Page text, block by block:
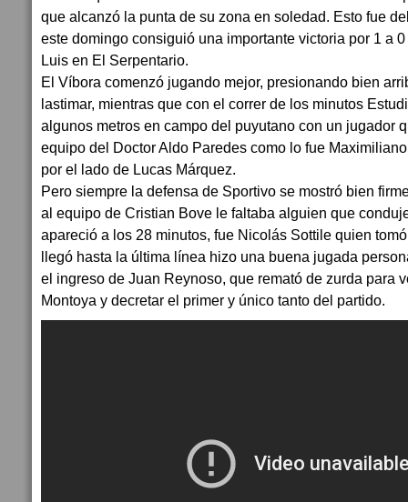
que alcanzó la punta de su zona en soledad. Esto fue
este domingo consiguió una importante victoria por 1 a
Luis en El Serpentario.
El Víbora comenzó jugando mejor, presionando bien
lastimar, mientras que con el correr de los minutos
algunos metros en campo del puyutano con un jugador
equipo del Doctor Aldo Paredes como lo fue
por el lado de Lucas Márquez.
Pero siempre la defensa de Sportivo se mostró bien
al equipo de Cristian Bove le faltaba alguien que
apareció a los 28 minutos, fue Nicolás Sottile quien
llegó hasta la última línea hizo una buena jugada
el ingreso de Juan Reynoso, que remató de zurda para
Montoya y decretar el primer y único tanto del partido.